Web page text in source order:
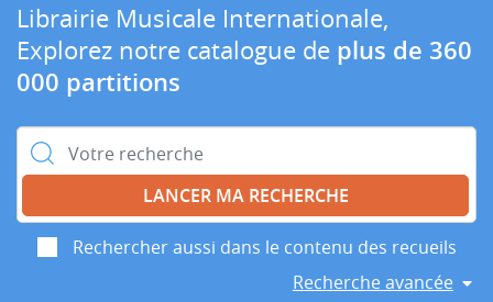
Librairie Musicale Internationale,
Explorez notre catalogue de plus de 360
000 partitions
Rechercher :
Rechercher aussi dans le contenu des recueils
Recherche avancée